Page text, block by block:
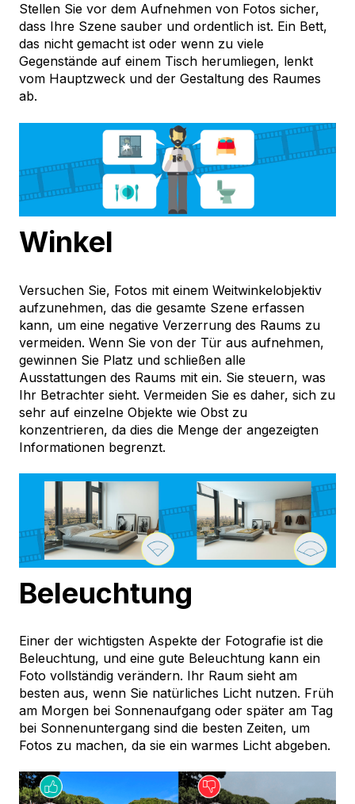
Stellen Sie vor dem Aufnehmen von Fotos sicher,
dass Ihre Szene sauber und ordentlich ist. Ein Bett,
das nicht gemacht ist oder wenn zu viele
Gegenstände auf einem Tisch herumliegen, lenkt
vom Hauptzweck und der Gestaltung des Raumes
ab.
Winkel
Versuchen Sie, Fotos mit einem Weitwinkelobjektiv
aufzunehmen, das die gesamte Szene erfassen
kann, um eine negative Verzerrung des Raums zu
vermeiden. Wenn Sie von der Tür aus aufnehmen,
gewinnen Sie Platz und schließen alle
Ausstattungen des Raums mit ein. Sie steuern, was
Ihr Betrachter sieht. Vermeiden Sie es daher, sich zu
sehr auf einzelne Objekte wie Obst zu
konzentrieren, da dies die Menge der angezeigten
Informationen begrenzt.
Beleuchtung
Einer der wichtigsten Aspekte der Fotografie ist die
Beleuchtung, und eine gute Beleuchtung kann ein
Foto vollständig verändern. Ihr Raum sieht am
besten aus, wenn Sie natürliches Licht nutzen. Früh
am Morgen bei Sonnenaufgang oder später am Tag
bei Sonnenuntergang sind die besten Zeiten, um
Fotos zu machen, da sie ein warmes Licht abgeben.